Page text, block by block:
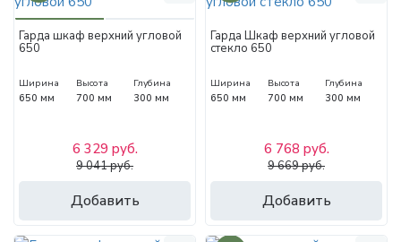
Гарда шкаф верхний угловой
650
Ширина
650 мм
Высота
700 мм
Глубина
300 мм
Добавить
6 329 руб.
9 041 руб.
Гарда Шкаф верхний угловой
стекло 650
Ширина
650 мм
Высота
700 мм
Глубина
300 мм
Добавить
6 768 руб.
9 669 руб.